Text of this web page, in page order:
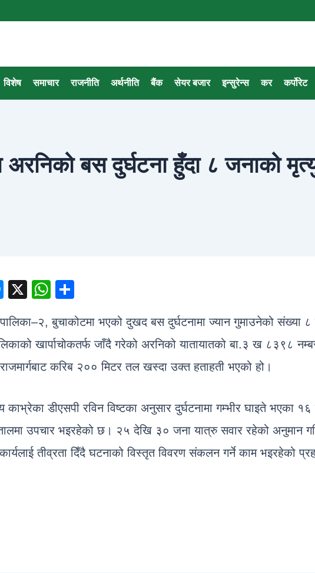
विशेष समाचार राजनीति अर्थनीति बैंक सेयर बजार इन्सुरेन्स कर कर्पोरेट
अरनिको बस दुर्घटना हुँदा ८ जनाको
M
s
s
e
g
er
X
W
at
s
A
p
ar
e
बुचाकोटमा भएको दुखद बस दुर्घटनामा ज्यान गुमाउनेको संख्या
खार्पाचोकतर्फ जाँदै गरेको अरनिको यातायातको बा.३ ख ८३९८
करिब २०० मिटर तल खस्दा उक्त हताहती भएको हो।
काभ्रेका डीएसपी रविन विष्टका अनुसार दुर्घटनामा गम्भीर घाइते भएका
उपचार भइरहेको छ। २५ देखि ३० जना यात्रु सवार रहेको अनुमान
कार्यलाई तीव्रता दिँदै घटनाको विस्तृत विवरण संकलन गर्ने काम भइरहेको